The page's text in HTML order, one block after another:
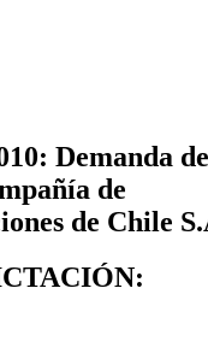
Demanda
de
de Chile